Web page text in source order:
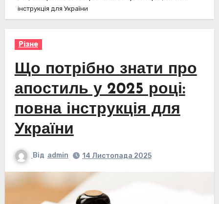
інструкція для України
Різне
Що потрібно знати про
апостиль у 2025 році:
повна інструкція для
України
Від admin 14 Листопада 2025